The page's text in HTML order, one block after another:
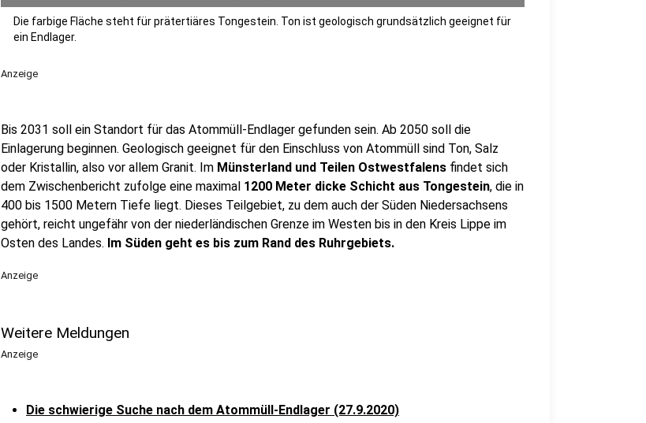
Die farbige Fläche steht für prätertiäres Tongestein. Ton ist geologisch grundsätzlich geeignet für
ein Endlager.
Anzeige
Bis 2031 soll ein Standort für das Atommüll-Endlager gefunden sein. Ab 2050 soll die
Einlagerung beginnen. Geologisch geeignet für den Einschluss von Atommüll sind Ton, Salz
oder Kristallin, also vor allem Granit. Im Münsterland und Teilen Ostwestfalens findet sich
dem Zwischenbericht zufolge eine maximal 1200 Meter dicke Schicht aus Tongestein, die in
400 bis 1500 Metern Tiefe liegt. Dieses Teilgebiet, zu dem auch der Süden Niedersachsens
gehört, reicht ungefähr von der niederländischen Grenze im Westen bis in den Kreis Lippe im
Osten des Landes. Im Süden geht es bis zum Rand des Ruhrgebiets.
Anzeige
Weitere Meldungen
Anzeige
Die schwierige Suche nach dem Atommüll-Endlager (27.9.2020)